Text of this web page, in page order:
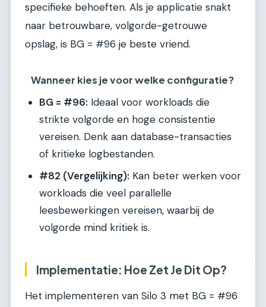
specifieke behoeften. Als je applicatie snakt
naar betrouwbare, volgorde-getrouwe
opslag, is BG = #96 je beste vriend.
Wanneer kies je voor welke configuratie?
BG = #96: Ideaal voor workloads die
strikte volgorde en hoge consistentie
vereisen. Denk aan database-transacties
of kritieke logbestanden.
#82 (Vergelijking): Kan beter werken voor
workloads die veel parallelle
leesbewerkingen vereisen, waarbij de
volgorde mind kritiek is.
Implementatie: Hoe Zet Je Dit Op?
Het implementeren van Silo 3 met BG = #96